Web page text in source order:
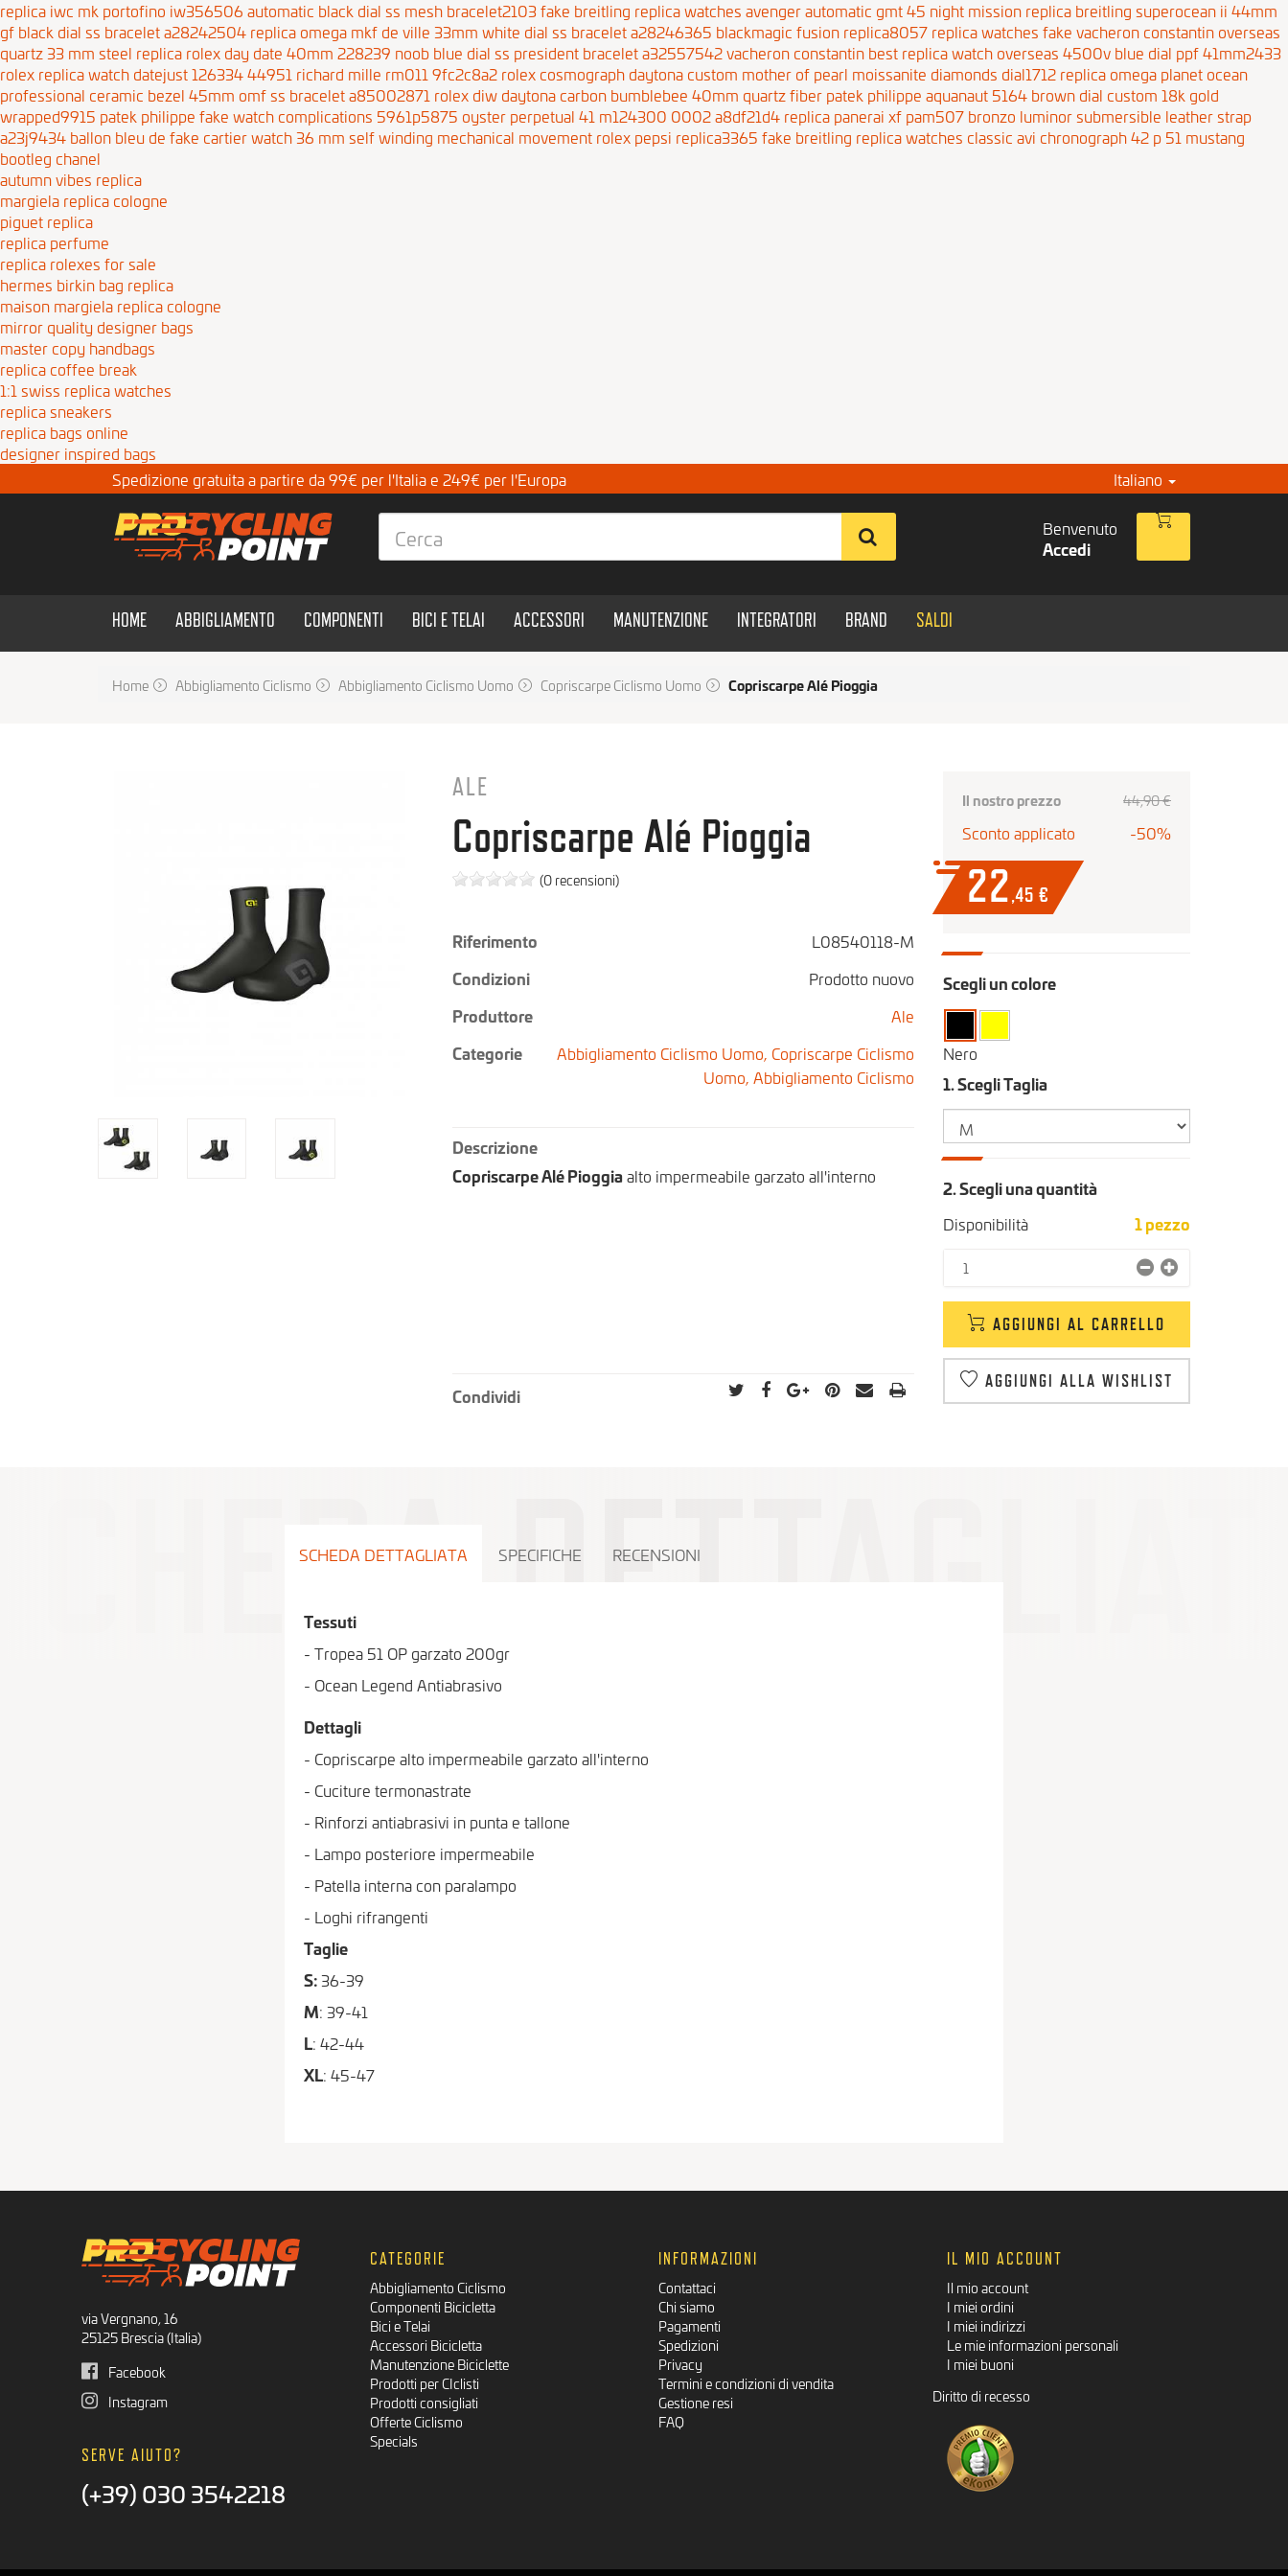
replica iwc mk portofino iw356506 automatic black dial ss mesh bracelet2103fake breitling replica watches avenger automatic gmt 45 night mission replica breitling superocean ii 44mm
gf black dial ss bracelet a28242504 replica omega mkf de ville 33mm white dial ss bracelet a28246365 blackmagic fusion replica8057 replica watches fake vacheron constantin overseas
quartz 33 mm steel replica rolex day date 40mm 228239 noob blue dial ss president bracelet a32557542vacheron constantin best replica watch overseas 4500v blue dial ppf 41mm2433
rolex replica watch datejust 126334 44951 richard mille rm011 9fc2c8a2 rolex cosmograph daytona custom mother of pearl moissanite diamonds dial1712 replica omega planet ocean
professional ceramic bezel 45mm omf ss bracelet a85002871 rolex diw daytona carbon bumblebee 40mm quartz fiber patek philippe aquanaut 5164 brown dial custom 18k gold
wrapped9915 patek philippe fake watch complications 5961p5875 oyster perpetual 41 m124300 0002 a8df21d4 replica panerai xf pam507 bronzo luminor submersible leather strap
a23j9434 ballon bleu de fake cartier watch 36 mm self winding mechanical movement rolex pepsi replica3365 fake breitling replica watches classic avi chronograph 42 p 51 mustang
bootleg chanel
autumn vibes replica
margiela replica cologne
piguet replica
replica perfume
replica rolexes for sale
hermes birkin bag replica
maison margiela replica cologne
mirror quality designer bags
master copy handbags
replica coffee break
1:1 swiss replica watches
replica sneakers
replica bags online
designer inspired bags
Spedizione gratuita a partire da 99€ per l'Italia e 249€ per l'Europa
Italiano
Benvenuto
Accedi
HOME ABBIGLIAMENTO COMPONENTI BICI E TELAI ACCESSORI MANUTENZIONE INTEGRATORI BRAND SALDI
Home Abbigliamento Ciclismo Abbigliamento Ciclismo Uomo Copriscarpe Ciclismo Uomo Copriscarpe Alé Pioggia
ALE
Copriscarpe Alé Pioggia
(0 recensioni)
Riferimento
L08540118-M
Condizioni
Prodotto nuovo
Produttore
Ale
Categorie
Abbigliamento Ciclismo Uomo, Copriscarpe Ciclismo
Uomo, Abbigliamento Ciclismo
Descrizione
Copriscarpe Alé Pioggiaalto impermeabile garzato all'interno
Condividi
Il nostro prezzo 44,90€
Sconto applicato -50%
22,45 €
Scegli un colore
Nero
1. Scegli Taglia
2. Scegli una quantità
Disponibilità
1pezzo
AGGIUNGI AL CARRELLO
AGGIUNGI ALLA WISHLIST
SCHEDA DETTAGLIATA SPECIFICHE RECENSIONI
Tessuti
- Tropea 51 OP garzato 200gr
- Ocean Legend Antiabrasivo
Dettagli
- Copriscarpe alto impermeabile garzato all'interno
- Cuciture termonastrate
- Rinforzi antiabrasivi in punta e tallone
- Lampo posteriore impermeabile
- Patella interna con paralampo
- Loghi rifrangenti
Taglie
S:36-39
M: 39-41
L: 42-44
XL: 45-47
via Vergnano, 16
25125 Brescia (Italia)
Facebook
Instagram
SERVE AIUTO?
(+39) 030 3542218
CATEGORIE
Abbigliamento Ciclismo
Componenti Bicicletta
Bici e Telai
Accessori Bicicletta
Manutenzione Biciclette
Prodotti per CIclisti
Prodotti consigliati
Offerte Ciclismo
Specials
INFORMAZIONI
Contattaci
Chi siamo
Pagamenti
Spedizioni
Privacy
Termini e condizioni di vendita
Gestione resi
FAQ
IL MIO ACCOUNT
Il mio account
I miei ordini
I miei indirizzi
Le mie informazioni personali
I miei buoni
Diritto di recesso